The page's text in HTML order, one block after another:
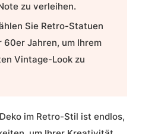
zu verleihen.
Sie Retro-Statuen
60er Jahren, um Ihrem
Vintage-Look zu
im Retro-Stil ist endlos,